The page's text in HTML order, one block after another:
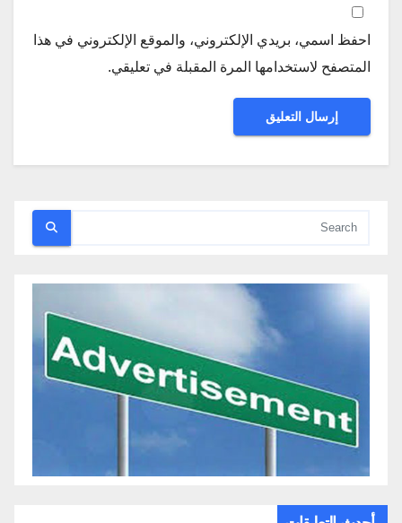
احفظ اسمي، بريدي الإلكتروني، والموقع الإلكتروني في هذا
المتصفح لاستخدامها المرة المقبلة في تعليقي.